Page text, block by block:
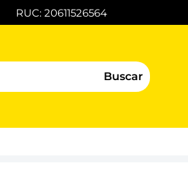
RUC: 20611526564
Buscar